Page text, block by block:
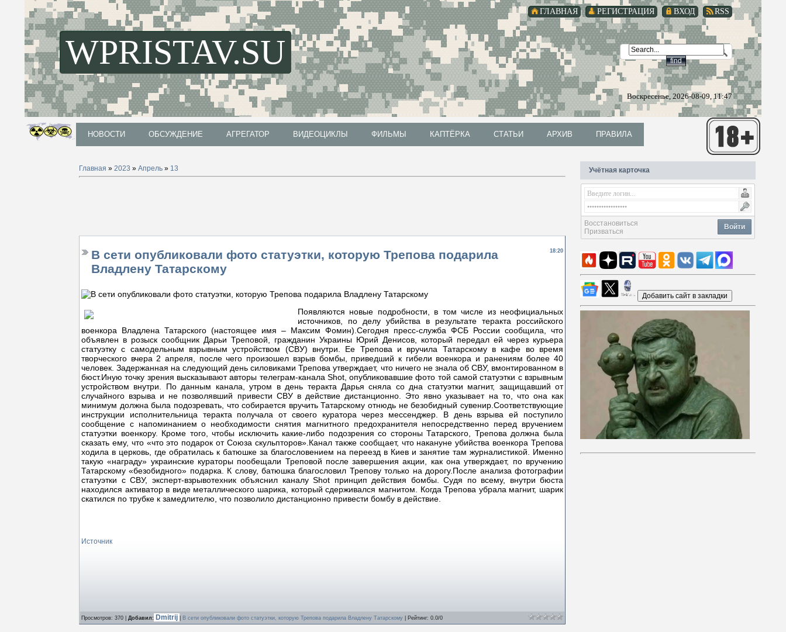
RSS
ВХОД
РЕГИСТРАЦИЯ
ГЛАВНАЯ
WPRISTAV.SU
Воскресенье, 2026-08-09, 11:47
НОВОСТИ ОБСУЖДЕНИЕ АГРЕГАТОР ВИДЕОЦИКЛЫ ФИЛЬМЫ КАПТЁРКА СТАТЬИ АРХИВ ПРАВИЛА
Главная » 2023 » Апрель » 13
18:20
В сети опубликовали фото статуэтки, которую Трепова подарила
Владлену Татарскому
Появляются новые подробности, в том числе из неофициальных
источников, по делу убийства в результате теракта российского
военкора Владлена Татарского (настоящее имя – Максим Фомин).Сегодня пресс-служба ФСБ России сообщила, что
объявлен в розыск сообщник Дарьи Треповой, гражданин Украины Юрий Денисов, который передал ей через курьера
статуэтку с самодельным взрывным устройством (СВУ) внутри. Ее Трепова и вручила Татарскому в кафе во время
творческого вчера 2 апреля, после чего произошел взрыв бомбы, приведший к гибели военкора и ранениям более 40
человек. Задержанная на следующий день силовиками Трепова утверждает, что ничего не знала об СВУ, вмонтированном в
бюст.Иную точку зрения высказывают авторы телеграм-канала Shot, опубликовавшие фото той самой статуэтки с взрывным
устройством внутри. По данным канала, утром в день теракта Дарья сняла со дна статуэтки магнит, защищавший от
случайного взрыва и не позволявший привести СВУ в действие дистанционно. Это явно указывает на то, что она как
минимум должна была подозревать, что собирается вручить Татарскому отнюдь не безобидный сувенир.Соответствующие
инструкции исполнительница теракта получала от своего куратора через мессенджер. В день взрыва ей поступило
сообщение с напоминанием о необходимости снятия магнитного предохранителя непосредственно перед вручением
статуэтки военкору. Кроме того, чтобы исключить какие-либо подозрения со стороны Татарского, Трепова должна была
сказать ему, что «что это подарок от Союза скульпторов».Канал также сообщает, что накануне убийства военкора Трепова
ходила в церковь, где обратилась к батюшке за благословением на переезд в Киев и занятие там журналистикой. Именно
такую «награду» украинские кураторы пообещали Треповой после завершения акции, как она утверждает, по вручению
Татарскому «безобидного» подарка. К слову, батюшка благословил Трепову только на дорогу.После анализа фотографии
статуэтки с СВУ, эксперт-взрывотехник объяснил каналу Shot принцип действия бомбы. Судя по всему, внутри бюста
находился активатор в виде металлического шарика, который сдерживался магнитом. Когда Трепова убрала магнит, шарик
скатился по трубке к замедлителю, что позволило дистанционно привести бомбу в действие.
Источник
Просмотров: 370 | Добавил: Dmitrij В сети опубликовали фото статуэтки, которую Трепова подарила Владлену Татарскому Рейтинг: 0.0/0
Учётная карточка
Войти
Восстановиться
Призваться